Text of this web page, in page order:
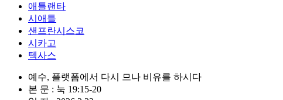
애틀랜타
시애틀
샌프란시스코
시카고
텍사스
예수, 플랫폼에서 다시 므나 비유를 하시다
본 문 : 눅 19:15-20